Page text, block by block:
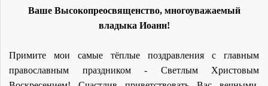
Ваше Высокопреосвященство, многоуважаемый
владыка Иоанн!
Примите мои самые тёплые поздравления с главным
православным праздником - Светлым Христовым